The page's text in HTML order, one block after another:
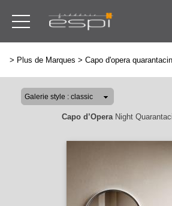
> Plus de Marques > Capo d'opera
Capo d’OperaNight